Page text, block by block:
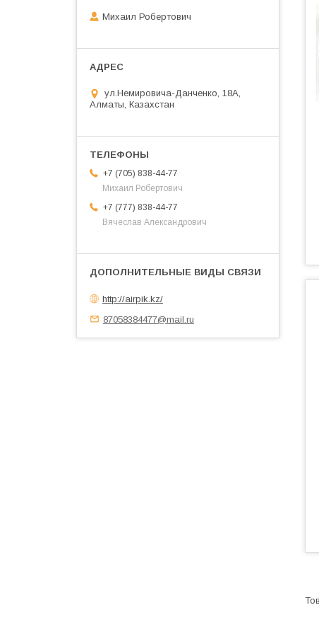
Михаил Робертович
ул.Немировича-Данченко, 18А,
Алматы, Казахстан
+7 (705) 838-44-77
Михаил Робертович
+7 (777) 838-44-77
Вячеслав Александрович
http://airpik.kz/
87058384477@mail.ru